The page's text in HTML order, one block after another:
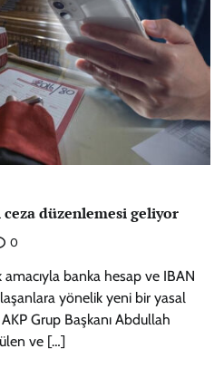
ceza düzenlemesi geliyor
0
banka hesap ve IBAN
yönelik yeni bir yasal
Grup Başkanı Abdullah
ve […]